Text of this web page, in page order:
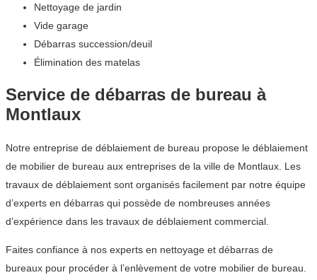
Nettoyage de jardin
Vide garage
Débarras succession/deuil
Élimination des matelas
Service de débarras de bureau à
Montlaux
Notre entreprise de déblaiement de bureau propose le déblaiement
de mobilier de bureau aux entreprises de la ville de Montlaux. Les
travaux de déblaiement sont organisés facilement par notre équipe
d’experts en débarras qui possède de nombreuses années
d’expérience dans les travaux de déblaiement commercial.
Faites confiance à nos experts en nettoyage et débarras de
bureaux pour procéder à l’enlèvement de votre mobilier de bureau.